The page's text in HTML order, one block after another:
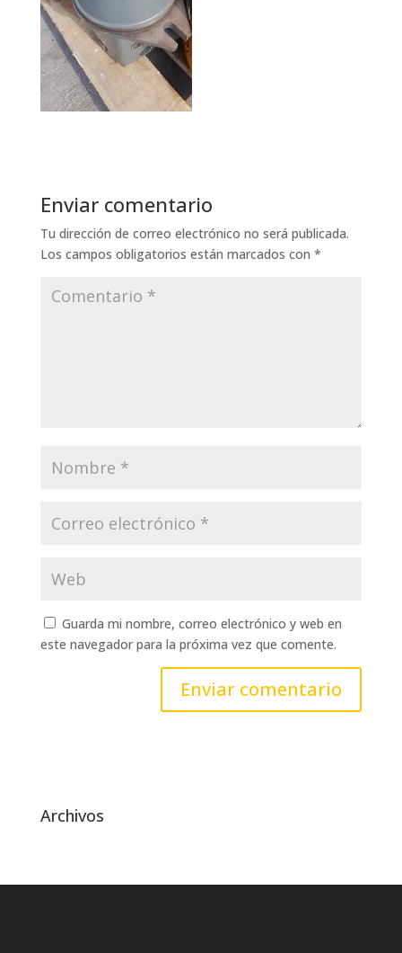
Enviar comentario
Tu dirección de correo electrónico no será publicada.
Los campos obligatorios están marcados con *
Guarda mi nombre, correo electrónico y web en
este navegador para la próxima vez que comente.
Archivos